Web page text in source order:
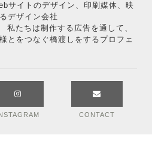
サイトのデザイン、印刷媒体、映
デザイン会社
私たちは制作する広告を通して、
とをつなぐ橋渡しをするプロフェ
CONTACT